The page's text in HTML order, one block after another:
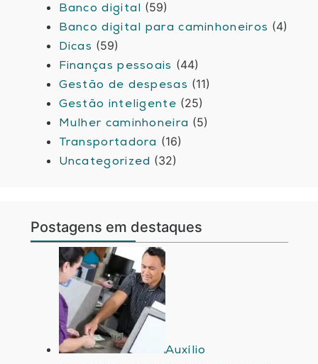
Banco digital (59)
Banco digital para caminhoneiros (4)
Dicas (59)
Finanças pessoais (44)
Gestão de despesas (11)
Gestão inteligente (25)
Mulher caminhoneira (5)
Transportadora (16)
Uncategorized (32)
Postagens em destaques
Auxílio